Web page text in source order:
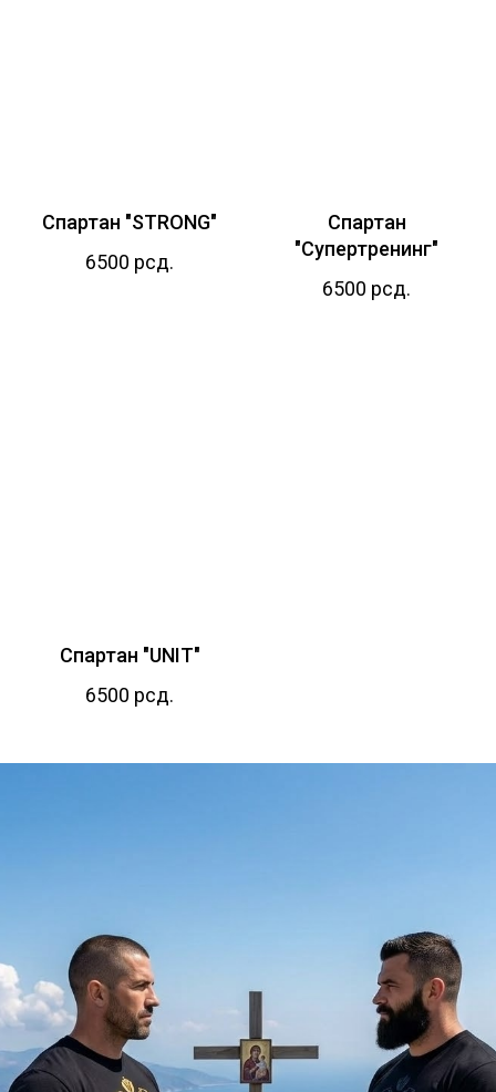
Спартан "STRONG"
6500 рсд.
Спартан
"Супертренинг"
6500 рсд.
Спартан "UNIT"
6500 рсд.